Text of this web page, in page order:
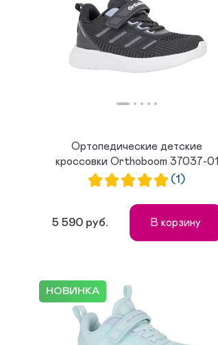
Ортопедические детские
кроссовки Orthoboom 37037-01
чёрный...
(1)
5 590 руб. В корзину
НОВИНКА